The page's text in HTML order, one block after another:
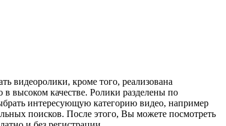
видеоролики, кроме того, реализована
в высоком качестве. Ролики разделены по
интересующую категорию видео, например
поисков. После этого, Вы можете посмотреть